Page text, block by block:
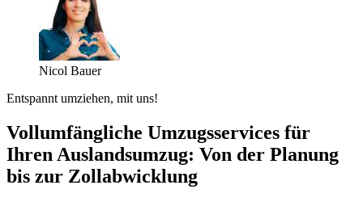
Nicol Bauer
Entspannt umziehen, mit uns!
Vollumfängliche Umzugsservices für
Ihren Auslandsumzug: Von der Planung
bis zur Zollabwicklung